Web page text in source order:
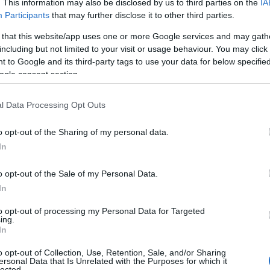
This information may also be disclosed by us to third parties on the
Participants that may further disclose it to other third parties.
that this website/app uses one or more Google services and may
but not limited to your visit or usage behaviour. You may
to Google and its third-party tags to use your data for below
consent section.
Data Processing Opt Outs
opt-out of the Sharing of my personal data.
opt-out of the Sale of my Personal Data.
opt-out of processing my Personal Data for Targeted
opt-out of Collection, Use, Retention, Sale, and/or Sharing
Data that Is Unrelated with the Purposes for which it
emberek – a téli időszakban
annyi állateledelt kaptak, hogy
egy adományozó csoportot is, ahol ki-ki a
is tud segíteni.
számol, a közüzemi számlák, a munkabér és az
elviszi. „Feladatellátási szerződésünk van a
Vörös Zsuzsa először a bevételeket. – Néhány
de csak minimális összeggel. Ezen kívül
2023-as 8 milliós keretösszegből a legtöbbet
legutóbb mintegy 20 millió forint jött
költségek évről-évre nőnek, sok gyógyszer és
ugye az oltások, műtétek, ivartalanítások…De
minálunk...”